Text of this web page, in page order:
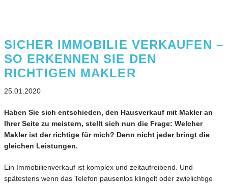
SICHER IMMOBILIE VERKAUFEN –
SO ERKENNEN SIE DEN
RICHTIGEN MAKLER
25.01.2020
Haben Sie sich entschieden, den Hausverkauf mit Makler an
Ihrer Seite zu meistern, stellt sich nun die Frage: Welcher
Makler ist der richtige für mich? Denn nicht jeder bringt die
gleichen Leistungen.
Ein Immobilienverkauf ist komplex und zeitaufreibend. Und
spätestens wenn das Telefon pausenlos klingelt oder zwielichtige